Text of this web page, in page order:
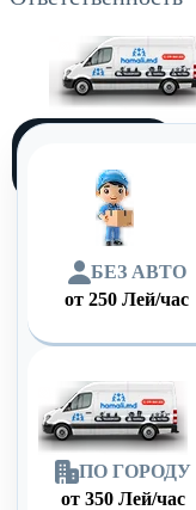
БЕЗ АВТО
от250 Лей/час
ПО ГОРОДУ
от 350 Лей/час